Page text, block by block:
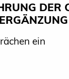
DER
ein